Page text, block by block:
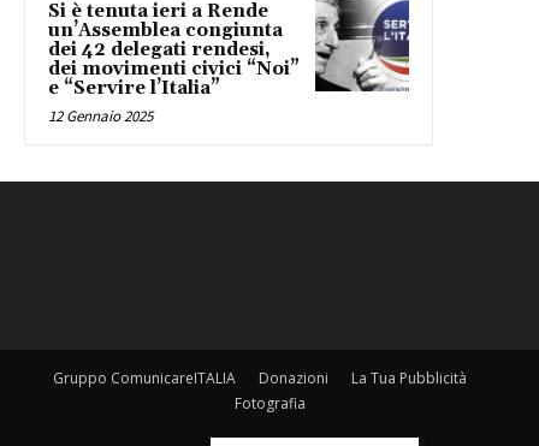
Si è tenuta ieri a Rende
un’Assemblea congiunta
dei 42 delegati rendesi,
dei movimenti civici “Noi”
e “Servire l’Italia”
12 Gennaio 2025
Gruppo ComunicareITALIA Donazioni
La Tua Pubblicità
Fotografia